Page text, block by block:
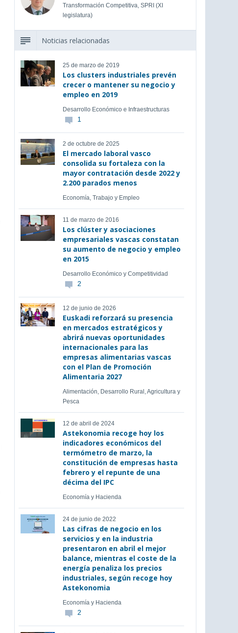
Transformación Competitiva, SPRI (XI
legislatura)
Noticias relacionadas
25 de marzo de 2019
Los clusters industriales prevén
crecer o mantener su negocio y
empleo en 2019
Desarrollo Económico e Infraestructuras
1
2 de octubre de 2025
El mercado laboral vasco
consolida su fortaleza con la
mayor contratación desde 2022 y
2.200 parados menos
Economía, Trabajo y Empleo
11 de marzo de 2016
Los clúster y asociaciones
empresariales vascas constatan
su aumento de negocio y empleo
en 2015
Desarrollo Económico y Competitividad
2
12 de junio de 2026
Euskadi reforzará su presencia
en mercados estratégicos y
abrirá nuevas oportunidades
internacionales para las
empresas alimentarias vascas
con el Plan de Promoción
Alimentaria 2027
Alimentación, Desarrollo Rural, Agricultura y
Pesca
12 de abril de 2024
Astekonomia recoge hoy los
indicadores económicos del
termómetro de marzo, la
constitución de empresas hasta
febrero y el repunte de una
décima del IPC
Economía y Hacienda
24 de junio de 2022
Las cifras de negocio en los
servicios y en la industria
presentaron en abril el mejor
balance, mientras el coste de la
energía penaliza los precios
industriales, según recoge hoy
Astekonomia
Economía y Hacienda
2